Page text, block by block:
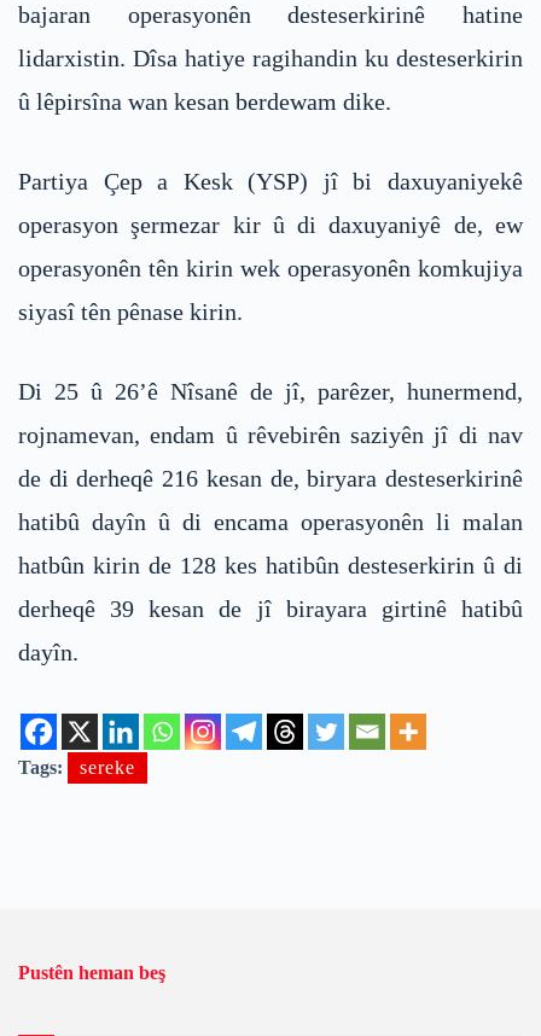
bajaran operasyonên desteserkirinê hatine
lidarxistin. Dîsa hatiye ragihandin ku desteserkirin
û lêpirsîna wan kesan berdewam dike.
Partiya Çep a Kesk (YSP) jî bi daxuyaniyekê
operasyon şermezar kir û di daxuyaniyê de, ew
operasyonên tên kirin wek operasyonên komkujiya
siyasî tên pênase kirin.
Di 25 û 26’ê Nîsanê de jî, parêzer, hunermend,
rojnamevan, endam û rêvebirên saziyên jî di nav
de di derheqê 216 kesan de, biryara desteserkirinê
hatibû dayîn û di encama operasyonên li malan
hatbûn kirin de 128 kes hatibûn desteserkirin û di
derheqê 39 kesan de jî birayara girtinê hatibû
dayîn.
Tags: sereke
Pustên heman beş